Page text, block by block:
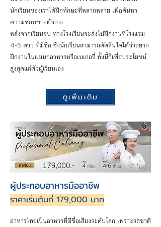
นักเรียนของเราได้ฝึกทักษะที่หลากหลาย เพื่อค้นหา
ความชอบของตัวเอง
หลังจากเรียนจบ ทางโรงเรียนจะส่งไปฝึกงานที่โรงแรม
4-5 ดาว ที่มีชื่อ ซึ่งนักเรียนสามารถตัดสินใจได้ว่าอยาก
ฝึกงานในแผนกอาหารหรือเบเกอรี่ ทั้งนี้ก็เพื่อประโยชน์
สูงสุดแก่ตัวผู้เรียนเอง
ดูเพิ่มเติม
ผู้ประกอบอาหารมืออาชีพ
ราคาเริ่มต้นที่ 179,000 บาท
อาหารไทยเป็นอาหารที่มีชื่อเสียงระดับโลก เพราะรสชาติ